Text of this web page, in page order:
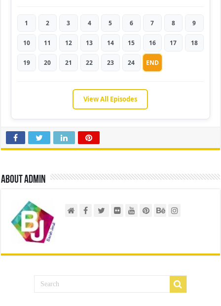
1 2 3 4 5 6 7 8 9
10 11 12 13 14 15 16 17 18
19 20 21 22 23 24 END
View All Episodes
About admin